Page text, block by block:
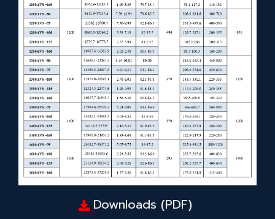
Downloads (PDF)